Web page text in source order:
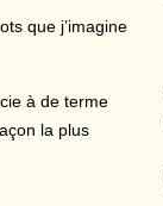
que j’imagine
à de terme
la plus